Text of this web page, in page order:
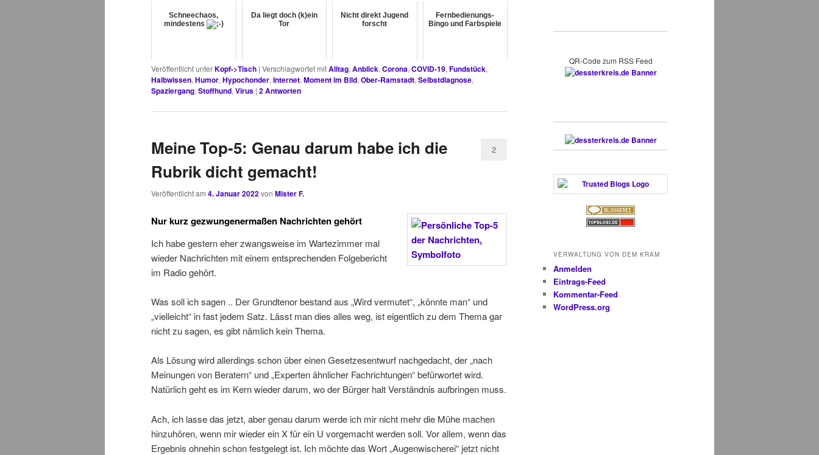
Schneechaos,
mindestens
Da liegt doch (k)ein
Tor
Nicht direkt Jugend
forscht
Fernbedienungs-
Bingo und Farbspiele
Veröffentlicht unterKopf->Tisch | Verschlagwortet mitAlltag, Anblick, Corona, COVID-19, Fundstück,
Halbwissen, Humor, Hypochonder, Internet, Moment im Bild, Ober-Ramstadt, Selbstdiagnose,
Spaziergang, Stoffhund, Virus | 2Antworten
Meine Top-5: Genau darum habe ich die
Rubrik dicht gemacht!
Veröffentlicht am 4. Januar 2022von Mister F.
2
Nur kurz gezwungenermaßen Nachrichten gehört
Ich habe gestern eher zwangsweise im Wartezimmer mal
wieder Nachrichten mit einem entsprechenden Folgebericht
im Radio gehört.
Was soll ich sagen .. Der Grundtenor bestand aus „Wird vermutet“, „könnte man“ und
„vielleicht“ in fast jedem Satz. Lässt man dies alles weg, ist eigentlich zu dem Thema gar
nicht zu sagen, es gibt nämlich kein Thema.
Als Lösung wird allerdings schon über einen Gesetzesentwurf nachgedacht, der „nach
Meinungen von Beratern“ und „Experten ähnlicher Fachrichtungen“ befürwortet wird.
Natürlich geht es im Kern wieder darum, wo der Bürger halt Verständnis aufbringen muss.
Ach, ich lasse das jetzt, aber genau darum werde ich mir nicht mehr die Mühe machen
hinzuhören, wenn mir wieder ein X für ein U vorgemacht werden soll. Vor allem, wenn das
Ergebnis ohnehin schon festgelegt ist. Ich möchte das Wort „Augenwischerei“ jetzt nicht
QR-Code zum RSS Feed
VERWALTUNG VON DEM KRAM
Anmelden
Eintrags-Feed
Kommentar-Feed
WordPress.org